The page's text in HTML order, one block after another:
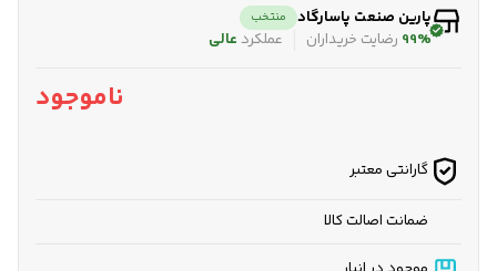
پارین صنعت پاسارگاد منتخب
99% رضایت خریداران عملکرد عالی
ناموجود
گارانتی معتبر
ضمانت اصالت کالا